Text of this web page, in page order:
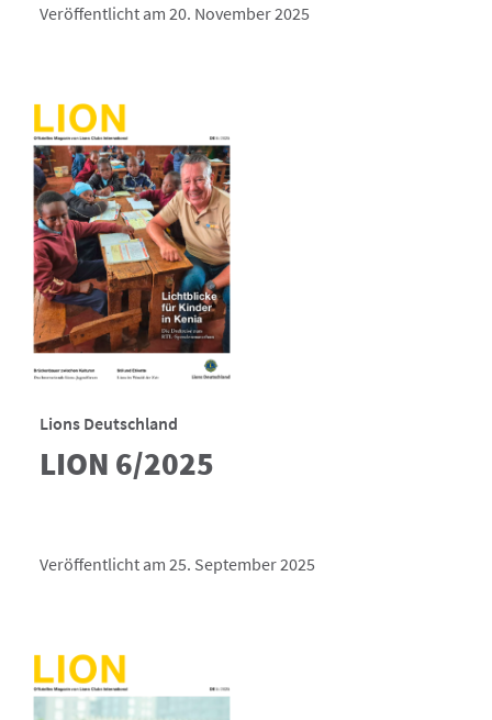
Veröffentlicht am 20. November 2025
Lions Deutschland
LION 6/2025
Veröffentlicht am 25. September 2025